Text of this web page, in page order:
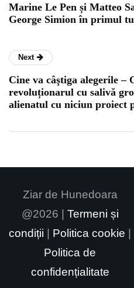
Marine Le Pen și Matteo
George Simion în primul
Next
Cine va câştiga alegerile –
revoluționarul cu salivă
alienatul cu niciun proiect
Ziar de Hunedoara
@2026 | Termeni și
condiții | Politica cookie |
Politica de
confidențialitate